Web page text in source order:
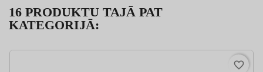
16 PRODUKTU TAJĀ PAT
KATEGORIJĀ:
favorite_border